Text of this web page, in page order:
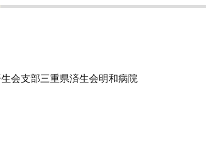
会支部三重県済生会明和病院